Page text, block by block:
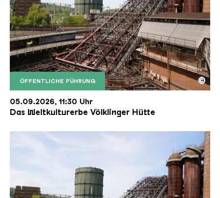
ÖFFENTLICHE FÜHRUNG
Der Erzschrägaufzug der Völklinger Hütte mit
Copyright: Weltkulturerbe Völklinger Hütte | Karl
©
05.09.2026, 11:30 Uhr
Das Weltkulturerbe Völklinger Hütte